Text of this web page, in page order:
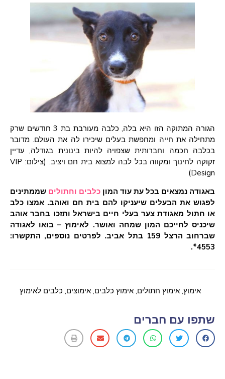
הגורה המתוקה הזו היא בלה, כלבה מעורבת בת 3 חודשים שרק
מתחילה את חייה ומחפשת בעלים שיכירו לה את העולם. מדובר
בכלבה חכמה וחברותית שצפויה להיות בינונית בגודלה, עדיין
זקוקה לחינוך ומקווה בכל לבה למצוא בית חם ויציב. (צילום: VIP
Design)
באגודה נמצאים בכל עת עוד המון כלבים וחתולים שממתינים
לפגוש את הבעלים שיעניקו להם בית חם ואוהב. אמצו כלב
או חתול מאגודת צער בעלי חיים בישראל ותזכו בחבר אוהב
שיכניס לחייכם המון שמחה ואושר. לאימוץ – בואו לאגודה
שברחוב הרצל 159 בתל אביב.
לפרטים נוספים, התקשרו:
4553*.
אימוץ, אימוץ חתולים, אימוץ כלבים, אימוצים, כלבים לאימוץ
שתפו עם חברים